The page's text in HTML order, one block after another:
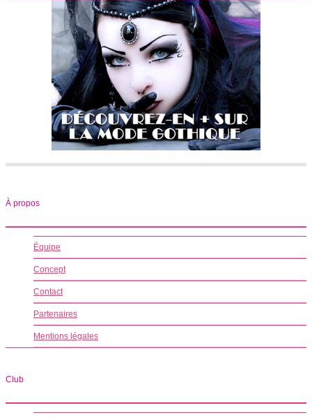
À propos
Équipe
Concept
Contact
Partenaires
Mentions légales
Club